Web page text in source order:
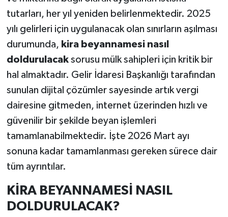
tutarları, her yıl yeniden belirlenmektedir. 2025
yılı gelirleri için uygulanacak olan sınırların aşılması
durumunda, kira beyannamesi nasıl
doldurulacaksorusu mülk sahipleri için kritik bir
hal almaktadır. Gelir İdaresi Başkanlığı tarafından
sunulan dijital çözümler sayesinde artık vergi
dairesine gitmeden, internet üzerinden hızlı ve
güvenilir bir şekilde beyan işlemleri
tamamlanabilmektedir. İşte 2026 Mart ayı
sonuna kadar tamamlanması gereken sürece dair
tüm ayrıntılar.
KİRA BEYANNAMESİ NASIL
DOLDURULACAK?